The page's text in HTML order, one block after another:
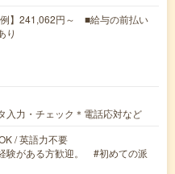
】241,062円～ ■給与の前払い
り
入力・チェック＊電話応対など
/ 英語力不要
がある方歓迎。 #初めての派